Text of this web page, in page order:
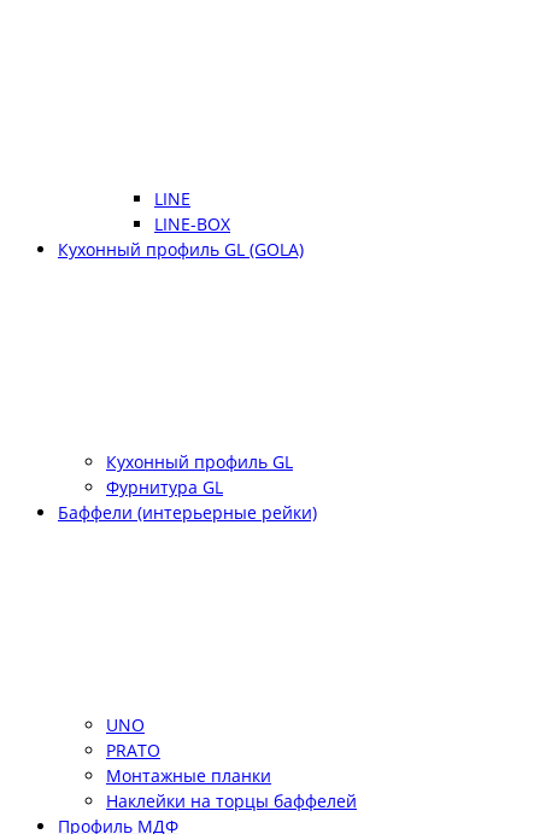
LINE
LINE-BOX
Кухонный профиль GL (GOLA)
Кухонный профиль GL
Фурнитура GL
Баффели (интерьерные рейки)
UNO
PRATO
Монтажные планки
Наклейки на торцы баффелей
Профиль МДФ